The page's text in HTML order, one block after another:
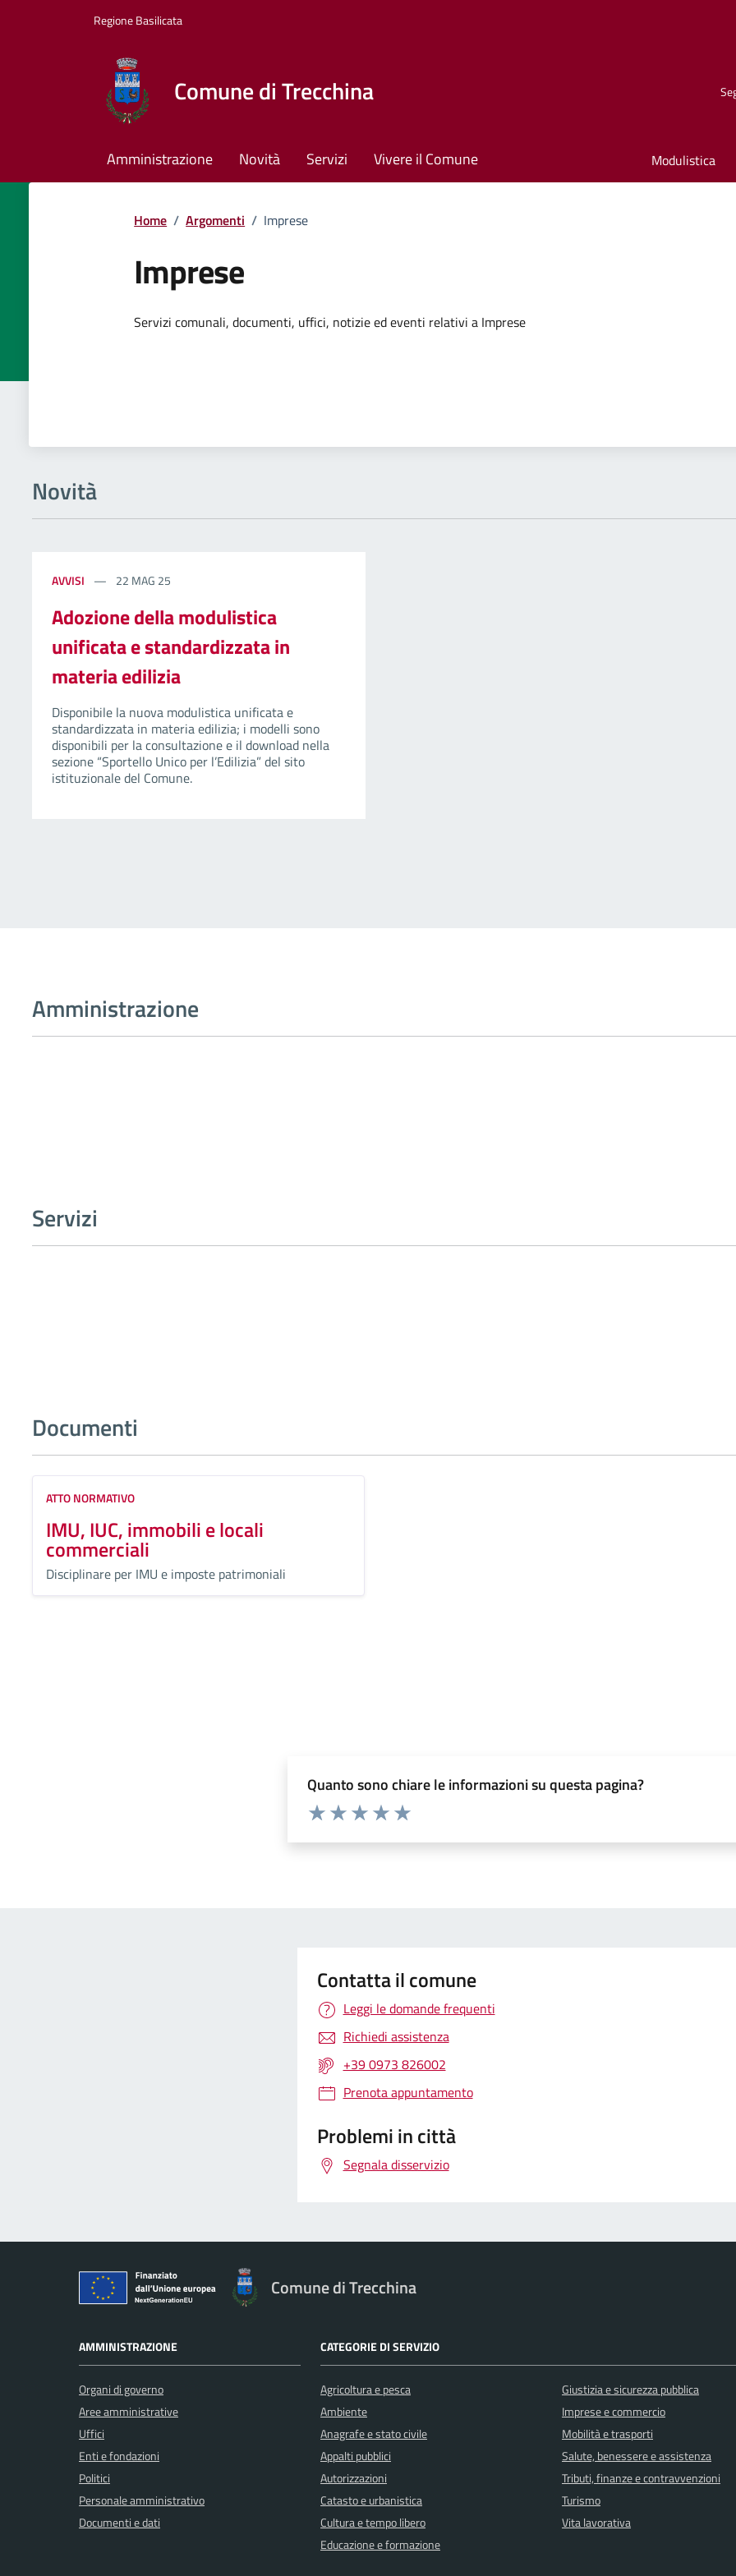
Regione Basilicata
Comune di Trecchina
Amministrazione Novità Servizi Vivere il Comune Modulistica
Home / Argomenti / Imprese
Imprese
Dettagli dell'argomento
Servizi comunali, documenti, uffici, notizie ed eventi relativi a Imprese
Novità
AVVISI 22 MAG 25
Adozione della modulistica
unificata e standardizzata in
materia edilizia
Disponibile la nuova modulistica unificata e
standardizzata in materia edilizia; i modelli sono
disponibili per la consultazione e il download nella
sezione “Sportello Unico per l’Edilizia” del sito
istituzionale del Comune.
Amministrazione
Servizi
Documenti
ATTO NORMATIVO
IMU, IUC, immobili e locali
commerciali
Disciplinare per IMU e imposte patrimoniali
Quanto sono chiare le informazioni su questa pagina?
Contatta il comune
Leggi le domande frequenti
Richiedi assistenza
+39 0973 826002
Prenota appuntamento
Problemi in città
Segnala disservizio
Comune di Trecchina
AMMINISTRAZIONE
Organi di governo
Aree amministrative
Uffici
Enti e fondazioni
Politici
Personale amministrativo
Documenti e dati
CATEGORIE DI SERVIZIO
Agricoltura e pesca
Ambiente
Anagrafe e stato civile
Appalti pubblici
Autorizzazioni
Catasto e urbanistica
Cultura e tempo libero
Educazione e formazione
Giustizia e sicurezza pubblica
Imprese e commercio
Mobilità e trasporti
Salute, benessere e assistenza
Tributi, finanze e contravvenzioni
Turismo
Vita lavorativa